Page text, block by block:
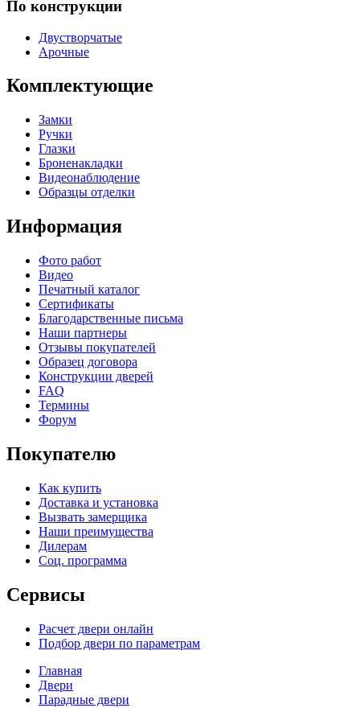
По конструкции
Двустворчатые
Арочные
Комплектующие
Замки
Ручки
Глазки
Броненакладки
Видеонаблюдение
Образцы отделки
Информация
Фото работ
Видео
Печатный каталог
Сертификаты
Благодарственные письма
Наши партнеры
Отзывы покупателей
Образец договора
Конструкции дверей
FAQ
Термины
Форум
Покупателю
Как купить
Доставка и установка
Вызвать замерщика
Наши преимущества
Дилерам
Соц. программа
Сервисы
Расчет двери онлайн
Подбор двери по параметрам
Главная
Двери
Парадные двери